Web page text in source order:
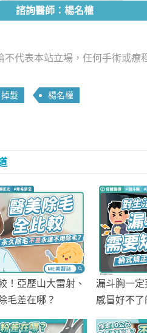
諮詢醫師：楊名權
不代表本站立場，任何手術或療
掉髮 楊名權
！亞歷山大雷射、
毛差在哪？
漏斗胸一
感冒好不
胸造成的影